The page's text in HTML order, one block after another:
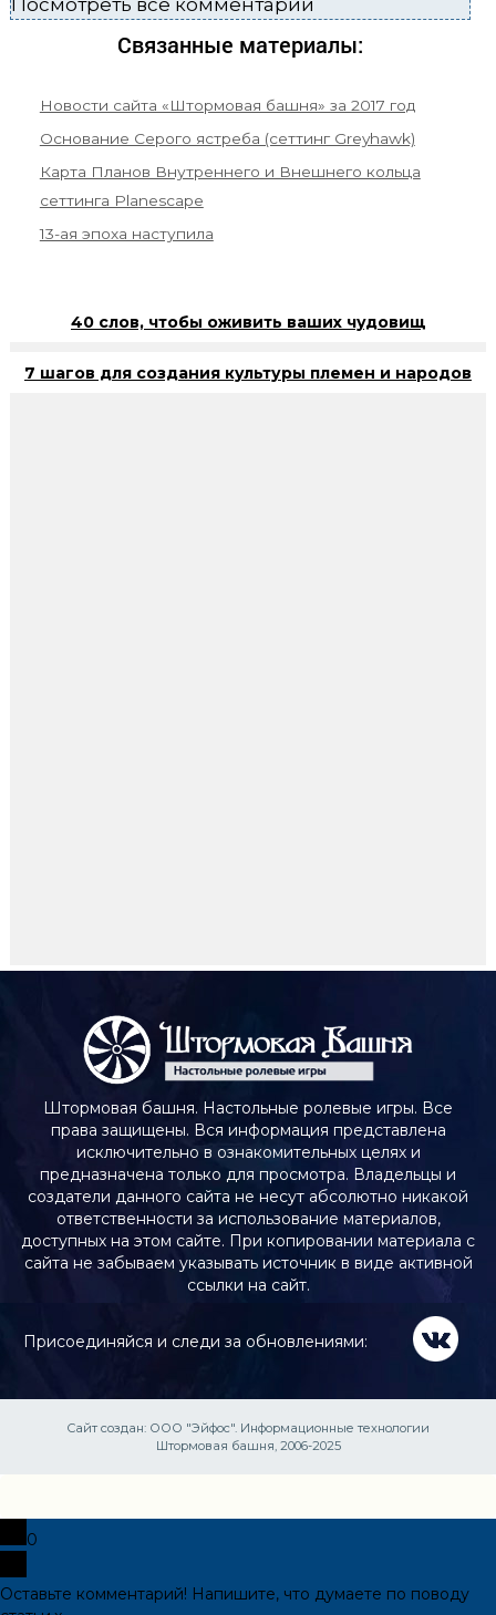
Посмотреть все комментарии
Связанные материалы:
Новости сайта «Штормовая башня» за 2017 год
Основание Серого ястреба (сеттинг Greyhawk)
Карта Планов Внутреннего и Внешнего кольца
сеттинга Planescape
13-ая эпоха наступила
40 слов, чтобы оживить ваших чудовищ
7 шагов для создания культуры племен и народов
Штормовая башня. Настольные ролевые игры. Все
права защищены. Вся информация представлена
исключительно в ознакомительных целях и
предназначена только для просмотра. Владельцы и
создатели данного сайта не несут абсолютно никакой
ответственности за использование материалов,
доступных на этом сайте. При копировании материала с
сайта не забываем указывать источник в виде активной
ссылки на сайт.
Присоединяйся и следи за обновлениями:
Сайт создан: ООО "Эйфос". Информационные технологии
Штормовая башня, 2006-2025
0
Оставьте комментарий! Напишите, что думаете по поводу